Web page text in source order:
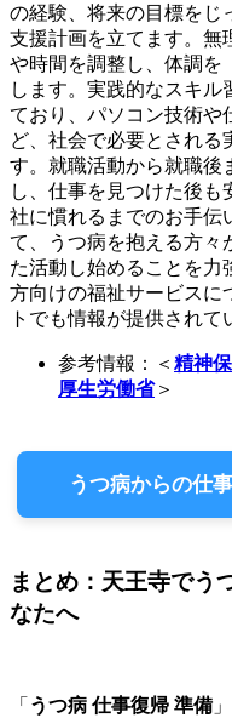
の経験、将来の目標をじ
支援計画を立てます。無
や時間を調整し、体調を
します。実践的なスキ
ており、パソコン技術や
ど、社会で必要とされる
す。就職活動から就職後
し、仕事を見つけた後
社に慣れるまでのお手伝
て、うつ病を抱える方々
た活動し始めることを力
方向けの福祉サービスに
トでも情報が提供されて
参考情報：＜ 精神
厚生労働省＞
うつ病からの仕
まとめ：天王寺でう
なたへ
「 うつ病 仕事復帰 準備